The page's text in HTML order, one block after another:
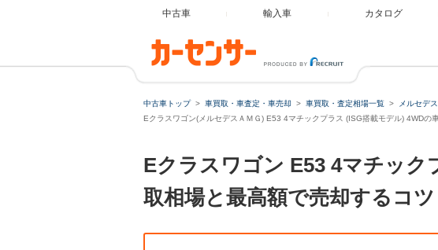
中古車 輸入車 カタログ
中古車トップ 車買取・車査定・車売却 車買取・査定相場一覧 メルセデ
Eクラスワゴン(メルセデスＡＭＧ) E53 4マチックプラス (ISG搭載モデル) 4WDの
Eクラスワゴン E53 4マチック
取相場と最高額で売却するコツ